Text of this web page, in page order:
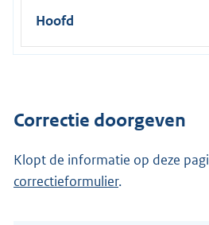
Hoofd
Correctie doorgeven
Klopt de informatie op deze
correctieformulier.